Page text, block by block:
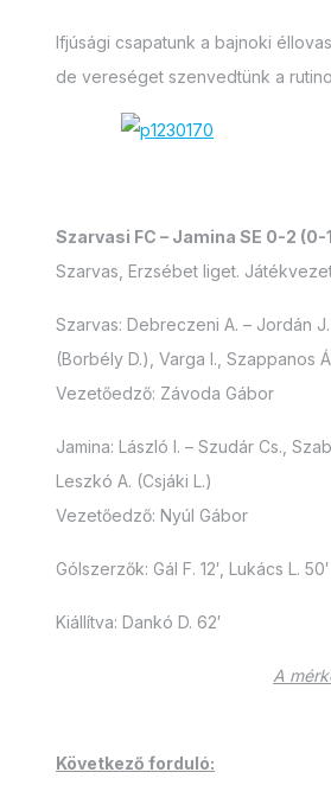
Ifjúsági csapatunk a bajnoki
de vereséget szenvedtünk a
Szarvasi FC – Jamina SE 0-2 (0-
Szarvas, Erzsébet liget.
Szarvas: Debreczeni A. – Jordán
(Borbély D.), Varga I., Szappanos
Vezetőedző: Závoda Gábor
Jamina: László I. – Szudár Cs.,
Leszkó A. (Csjáki L.)
Vezetőedző: Nyúl Gábor
Gólszerzők: Gál F. 12′, Lukács L. 50′
Kiállítva: Dankó D. 62′
A
Következő forduló: